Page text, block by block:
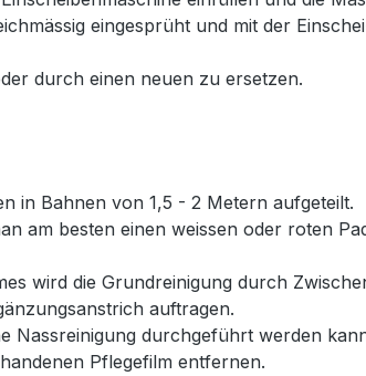
eingesprüht und mit der
durch einen neuen zu ersetzen.
in Bahnen von 1,5 - 2 Metern aufgeteilt.
am besten einen weissen oder roten
wird die Grundreinigung durch
auftragen.
Nassreinigung durchgeführt werden
Pflegefilm entfernen.